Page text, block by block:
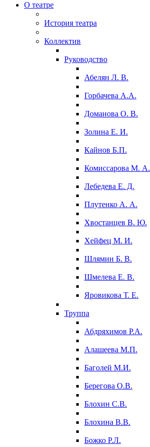
О театре
История театра
Коллектив
Руководство
Абелян Л. В.
Горбачева А.А.
Доманова О. В.
Золина Е. И.
Кайнов Б.П.
Комиссарова М. А.
Лебедева Е. Д.
Плутенко А. А.
Хвостанцев В. Ю.
Хейфец М. И.
Шлямин Б. В.
Шмелева Е. В.
Яровикова Т. Е.
Труппа
Абдряхимов Р.А.
Алашеева М.П.
Баголей М.И.
Берегова О.В.
Блохин С.В.
Блохина В.В.
Божко Р.Л.